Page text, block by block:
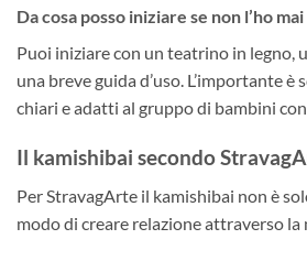
Da cosa posso iniziare se non l’ho
Puoi iniziare con un teatrino in legno,
una breve guida d’uso. L’importante è
chiari e adatti al gruppo di bambini
Il kamishibai secondo
Per StravagArte il kamishibai non è
modo di creare relazione attraverso la